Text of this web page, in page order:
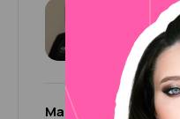
5 31
Мария